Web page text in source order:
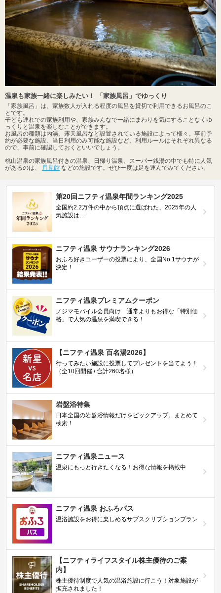
温泉も家族一緒に楽しみたい！ 「家族風呂」でゆっくり
「家族風呂」は、家族数人が入れる程度の風呂を貸切で利用できるお風呂のこ
とです。
子ども連れでの家族利用や、家族みんなで一緒にまわりを気にすることなくゆ
っくりと温泉を楽しむことができます。
お風呂の種類は内湯、露天風呂など設置されている施設によって様々。事前予
約が必要な施設、当日利用のみ可能な施設など、利用ルールはそれぞれ異なる
ので、事前に確認しておくといいでしょう。
桃山温泉の家族風呂付きの温泉、日帰り温泉、スーパー銭湯の中でも特に人気
があるのは、
月見館 などの施設です。ぜひ一度は足を運んでみてください。
第20回ニフティ温泉年間ランキング2025
全国約2.2万件の中から頂点に選ばれた、2025年の人
気施設は…
ニフティ温泉 サウナランキング2026
おふろ好きユーザーの投票により、全国No.1サウナが
決定！
ニフティ温泉プレミアムクーポン
ノジマモバイル会員向け 通常よりもお得な「特別価
格」で人気の温泉を満喫できる！
【ニフティ温泉 百名湯2026】
行ってみたい施設に投票してプレゼントを当てよう！
（全10回開催 / 合計260名様）
岩盤浴特集
日本全国の岩盤浴情報だけをピックアップ。まとめて
検索！
ニフティ温泉ニュース
温泉にもっと行きたくなる！お得な情報を掲載中
ニフティ温泉 おふろパス
温浴施設をお得に楽しめるサブスクリプションプラン
【ニフティライフスタイル株主優待のご案
内】
株主優待制度で人気の温浴施設に行こう！対象施設が
拡充されました！